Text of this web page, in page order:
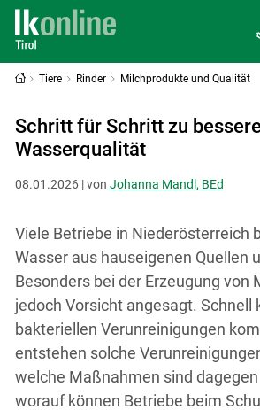
Tiere Rinder Milchprodukte und Qualität
Schritt für Schritt zu
Wasserqualität
08.01.2026 | von Johanna Mandl, BEd
Viele Betriebe in Niederösterreich
Wasser aus hauseigenen Quellen
Besonders bei der Erzeugung von
jedoch Vorsicht angesagt. Schnell
bakteriellen Verunreinigungen
entstehen solche
welche Maßnahmen sind
worauf können Betriebe beim